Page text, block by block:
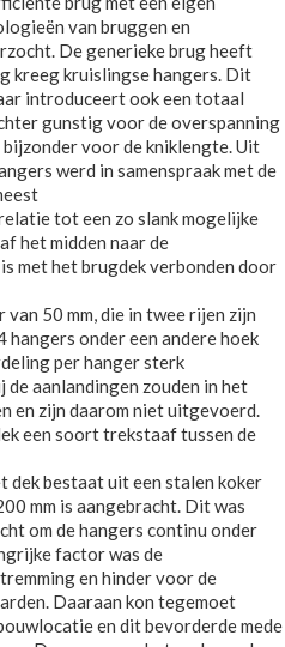
van bruggen en
De generieke brug heeft
kreeg kruislingse hangers. Dit
introduceert ook een totaal
gunstig voor de overspanning
voor de kniklengte. Uit
werd in samenspraak met de
tot een zo slank mogelijke
het midden naar de
met het brugdek verbonden door
50 mm, die in twee rijen zijn
onder een andere hoek
per hanger sterk
aanlandingen zouden in het
en zijn daarom niet uitgevoerd.
een soort trekstaaf tussen de
dek bestaat uit een stalen koker
mm is aangebracht. Dit was
om de hangers continu onder
factor was de
en hinder voor de
Daaraan kon tegemoet
en dit bevorderde mede